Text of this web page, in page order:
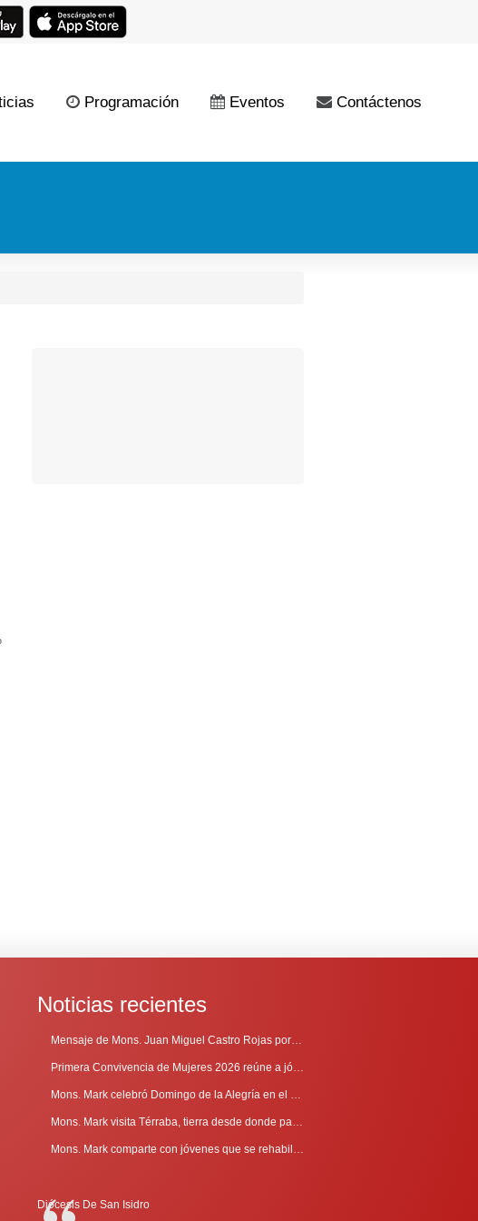
Programación Eventos Contáctenos
Noticias recientes
Mensaje de Mons. Juan Miguel Castro Rojas por el 69º Aniversario de Radio Sinaí
Primera Convivencia de Mujeres 2026 reúne a jóvenes en proceso de discernimiento vocacional
Mons. Mark celebró Domingo de la Alegría en el Sur
Mons. Mark visita Térraba, tierra desde donde parte la evangelización
Mons. Mark comparte con jóvenes que se rehabilitan en Comunidad Cenáculo
Diócesis De San Isidro